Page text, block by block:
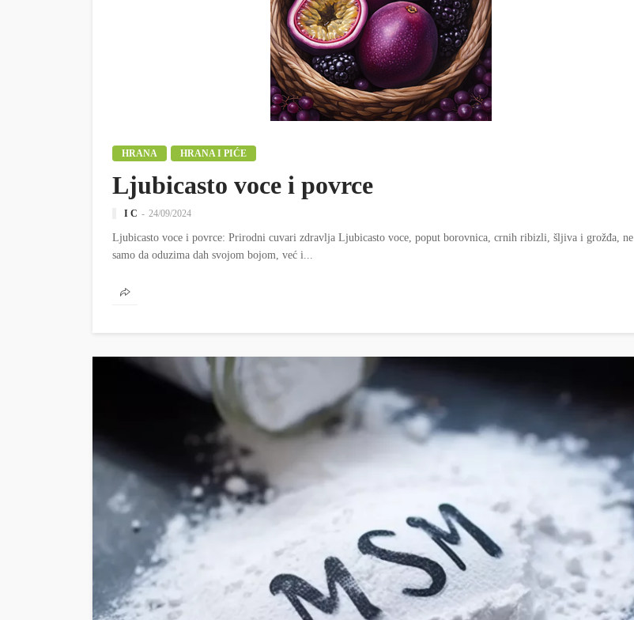
HRANA HRANA I PIĆE
Ljubicasto voce i povrce
I C 24/09/2024
Ljubicasto voce i povrce: Prirodni cuvari zdravlja Ljubicasto voce, poput borovnica, crnih ribizli, šljiva i grožđa, ne
samo da oduzima dah svojom bojom, već i...